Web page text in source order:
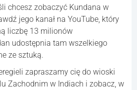
chcesz zobaczyć Kundana w
jego kanał na YouTube, który
liczbę 13 milionów
udostępnia tam wszelkiego
ze sztuką.
zapraszamy cię do wioski
Zachodnim w Indiach i zobacz, w